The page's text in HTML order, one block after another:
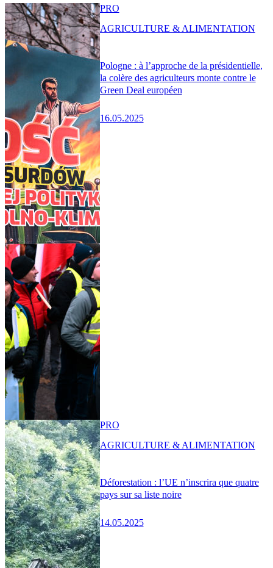
Pologne : à l’approche de la présidentielle,
la colère des agriculteurs monte contre le
Green Deal européen
16.05.2025
PRO
AGRICULTURE & ALIMENTATION
Déforestation : l’UE n’inscrira que quatre
pays sur sa liste noire
14.05.2025
PRO
AGRICULTURE & ALIMENTATION